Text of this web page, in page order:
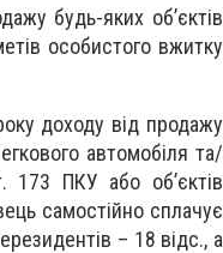
будь-яких об’єктів
особистого вжитку
доходу від продажу
автомобіля та/
173 ПКУ або об’єктів
самостійно сплачує
– 18 відс., а